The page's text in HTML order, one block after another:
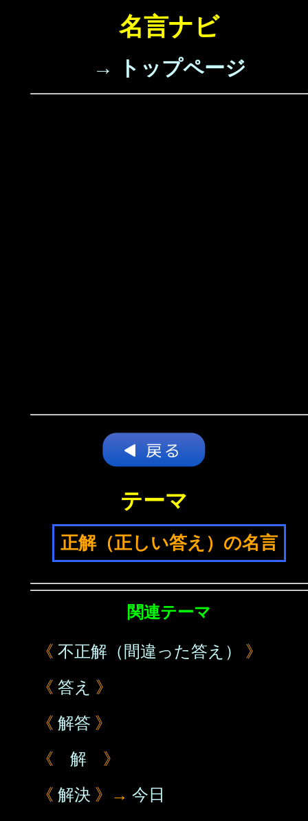
名言ナビ
→ トップページ
テーマ
正解（正しい答え）の名言
関連テーマ
《 不正解（間違った答え）
》
《 答え
》
《 解答 》
《 解 》
《 解決 》→ 今日